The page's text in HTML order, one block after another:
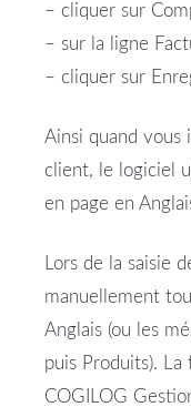
– cliquer sur
– sur la ligne
– cliquer sur
Ainsi quand vous
client, le logiciel
en page en
Lors de la saisie
manuellement
Anglais (ou les
puis Produits).
COGILOG